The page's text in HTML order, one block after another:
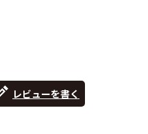
レビューを書く